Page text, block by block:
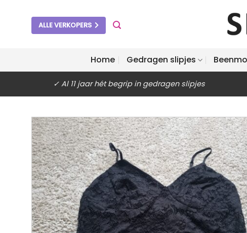
ALLE VERKOPERS
Home Gedragen slipjes
✓ Al 11 jaar hét begrip in gedragen slipjes